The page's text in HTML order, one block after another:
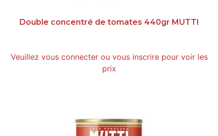
Double concentré de tomates 440gr MUTTI
Veuillez vous connecter ou vous inscrire pour voir les
prix